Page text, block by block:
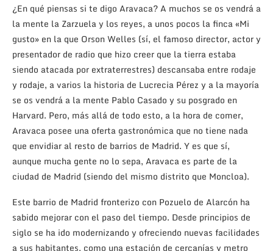
¿En qué piensas si te digo Aravaca? A muchos se os vendrá a
la mente la Zarzuela y los reyes, a unos pocos la finca «Mi
gusto» en la que Orson Welles (sí, el famoso director, actor y
presentador de radio que hizo creer que la tierra estaba
siendo atacada por extraterrestres) descansaba entre rodaje
y rodaje, a varios la historia de Lucrecia Pérez y a la mayoría
se os vendrá a la mente Pablo Casado y su posgrado en
Harvard. Pero, más allá de todo esto, a la hora de comer,
Aravaca posee una oferta gastronómica que no tiene nada
que envidiar al resto de barrios de Madrid. Y es que sí,
aunque mucha gente no lo sepa, Aravaca es parte de la
ciudad de Madrid (siendo del mismo distrito que Moncloa).
Este barrio de Madrid fronterizo con Pozuelo de Alarcón ha
sabido mejorar con el paso del tiempo. Desde principios de
siglo se ha ido modernizando y ofreciendo nuevas facilidades
a sus habitantes, como una estación de cercanías y metro